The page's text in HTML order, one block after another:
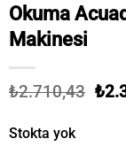
Okuma
Makinesi
₺2.710,43 ₺
Stokta yok